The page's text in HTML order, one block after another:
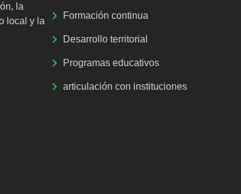
la
local y la
Formación continua
Desarrollo territorial
Programas educativos
articulación con instituciones